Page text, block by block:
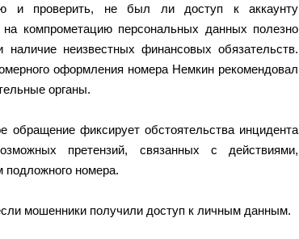
и проверить, не был ли доступ к аккаунту
компрометацию персональных данных полезно
наличие неизвестных финансовых обязательств.
оформления номера Немкин рекомендовал
органы.
обращение фиксирует обстоятельства инцидента
претензий, связанных с действиями,
номера.
мошенники получили доступ к личным данным.